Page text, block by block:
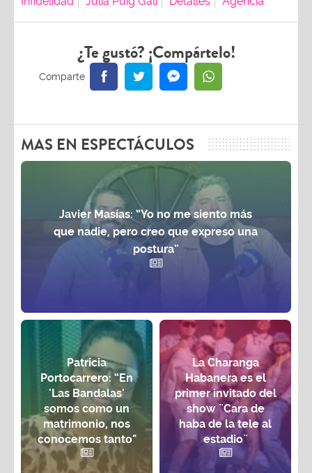
¿Te gustó? ¡Compártelo!
MAS EN ESPECTÁCULOS
Javier Masías: “Yo no me siento más
que nadie, pero creo que expreso una
postura”
Patricia
Portocarrero: “En
'Las Bandalas'
somos como un
matrimonio, nos
conocemos tanto"
La Charanga
Habanera es el
primer invitado del
show ¨Cara de
haba de la tele al
estadio¨